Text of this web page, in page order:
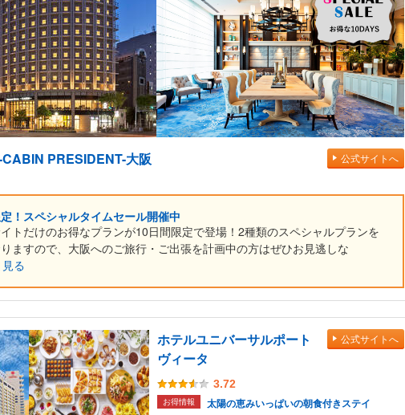
PRESIDENT-大阪 公式サイトへ
！スペシャルタイムセール開催中
トだけのお得なプランが10日間限定で登場！2種類のスペシャルプランを
ますので、大阪へのご旅行・ご出張を計画中の方はぜひお見逃しな
る
ホテルユニバーサルポート
ヴィータ
公式サイトへ
3.72
お得情報 太陽の恵みいっぱいの朝食付きステイ